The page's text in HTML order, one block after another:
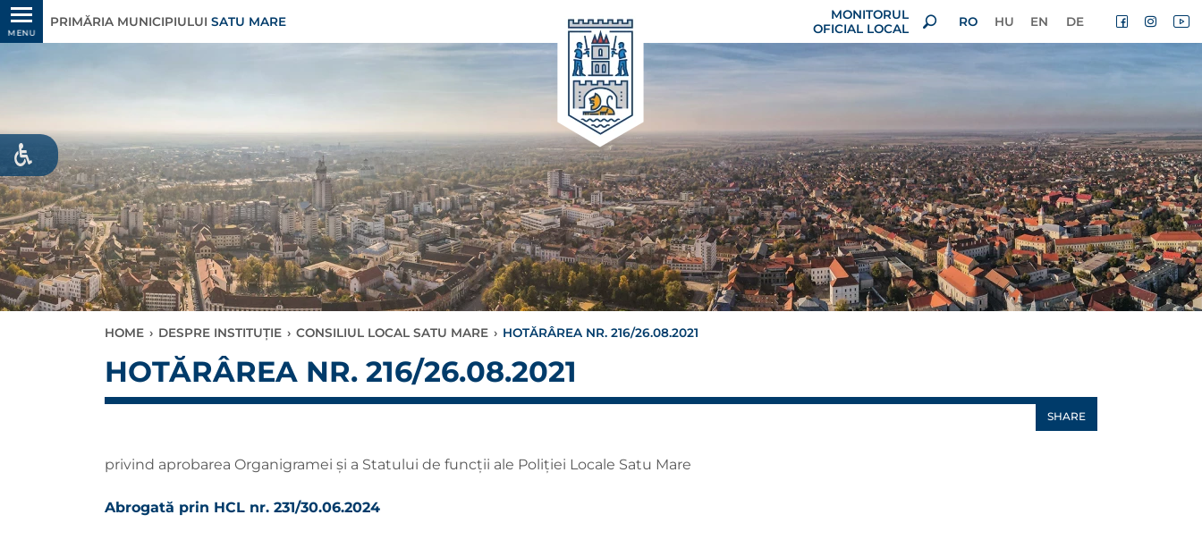
MENU
PRIMĂRIA MUNICIPIULUI SATU MARE
MONITORUL
OFICIAL LOCAL
RO HU EN DE
HOME › DESPRE INSTITUȚIE › CONSILIUL LOCAL SATU MARE › HOTĂRÂREA NR. 216/26.08.2021
HOTĂRÂREA NR. 216/26.08.2021
SHARE
privind aprobarea Organigramei și a Statului de funcții ale Poliției Locale Satu Mare
Abrogată prin HCL nr. 231/30.06.2024